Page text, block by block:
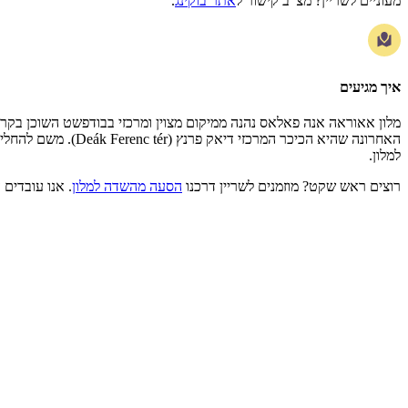
איך מגיעים
מלון אאוראה אנה פאלאס נהנה ממיקום מצוין ומרכזי בבודפשט השוכן
למלון.
רוצים ראש שקט? מוזמנים לשריין דרכנו הסעה מהשדה למלון. אנו